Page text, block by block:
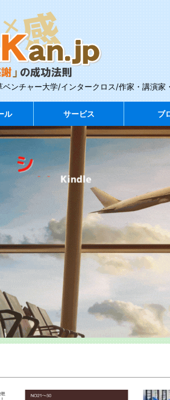
ンチャー大学/インタークロス/作家・講演
ル サービス ブ